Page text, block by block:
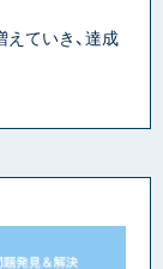
ていき、達成